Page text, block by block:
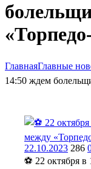
ГлавнаяГлавные
14:50 ждем
22.10.2023 286
⚽ 22 октября